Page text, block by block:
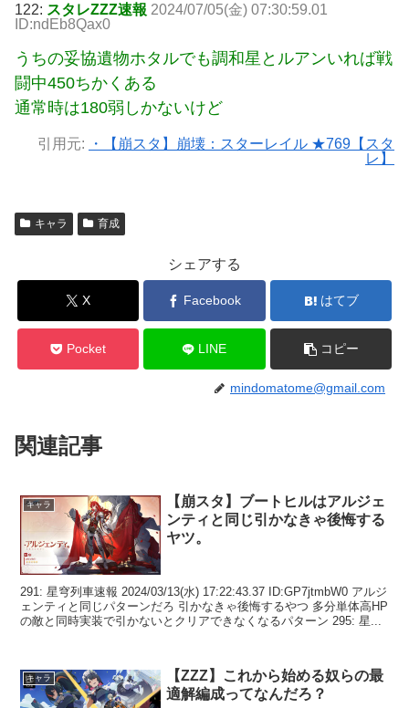
122: スタレZZZ速報 2024/07/05(金) 07:30:59.01
ID:ndEb8Qax0
うちの妥協遺物ホタルでも調和星とルアンいれば戦
闘中450ちかくある
通常時は180弱しかないけど
引用元:
・【崩スタ】崩壊：スターレイル ★769【スタ
レ】
キャラ 育成
シェアする
X Facebook はてブ
Pocket LINE コピー
mindomatome@gmail.com
関連記事
キャラ
【崩スタ】ブートヒルはアルジェ
ンティと同じ引かなきゃ後悔する
ヤツ。
291: 星穹列車速報 2024/03/13(水) 17:22:43.37 ID:GP7jtmbW0 アルジ
ェンティと同じパターンだろ 引かなきゃ後悔するやつ 多分単体高HP
の敵と同時実装で引かないとクリアできなくなるパターン 295: 星...
キャラ
【ZZZ】これから始める奴らの最
適解編成ってなんだろ？